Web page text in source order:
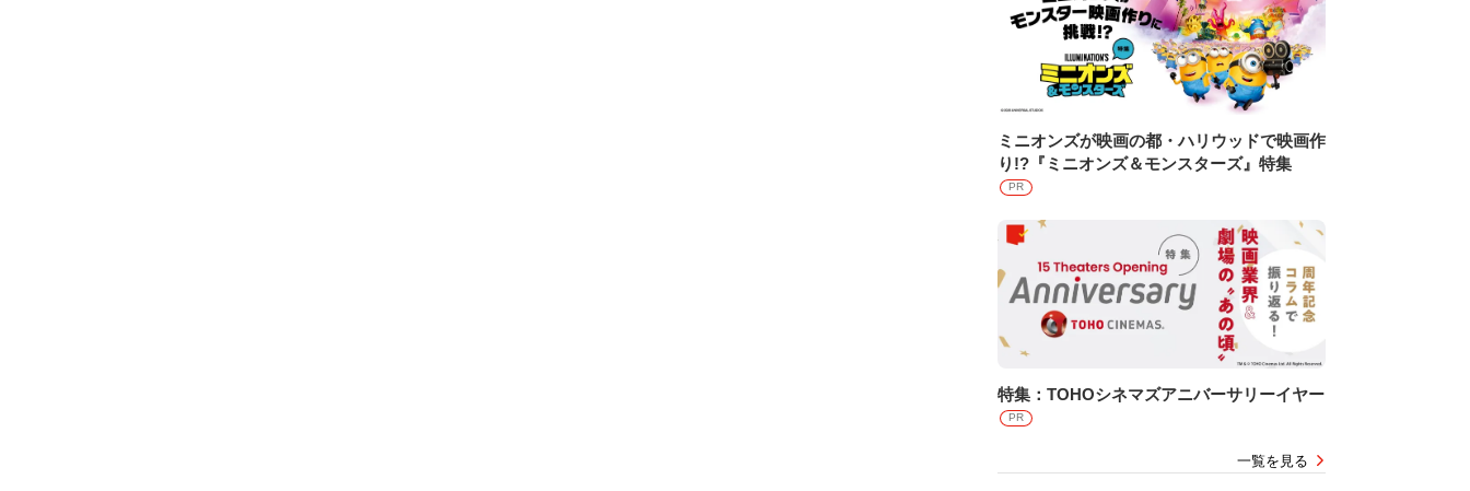
ミニオンズが映画の都・ハリウッドで映画作
り!?『ミニオンズ＆モンスターズ』特集
PR
特集：TOHOシネマズアニバーサリーイヤー
PR
一覧を見る